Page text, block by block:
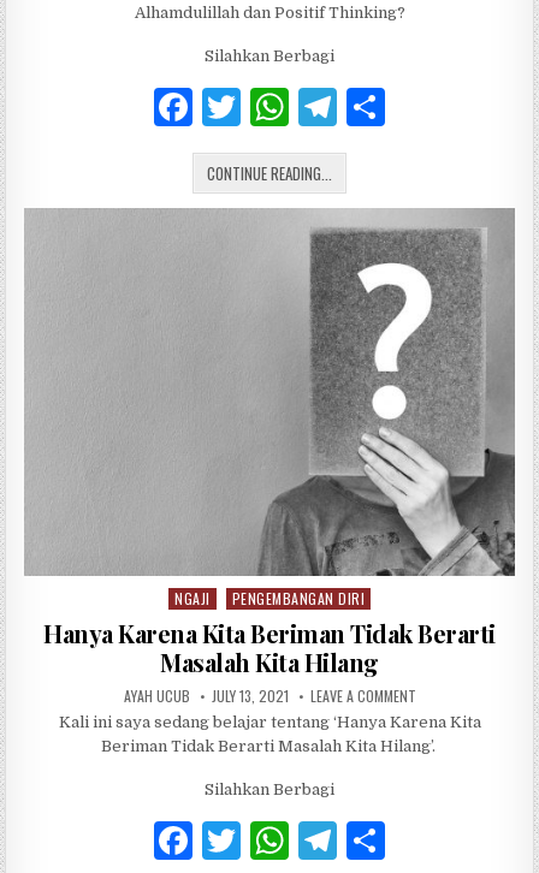
Alhamdulillah dan Positif Thinking?
Silahkan Berbagi
F
a
c
e
T
w
it
te
W
h
at
s
A
p
p
T
el
e
g
ra
m
e
CONTINUE READING... ALHAMDULILLAH DAN POSITIF
Posted in
NGAJI PENGEMBANGAN DIRI
Hanya Karena Kita Beriman Tidak Berarti
Masalah Kita Hilang
AUTHOR:
AYAH UCUB PUBLISHED DATE:
JULY 13, 2021 LEAVE A COMMENTON HANYA KARENA
Kali ini saya sedang belajar tentang ‘Hanya Karena Kita
Beriman Tidak Berarti Masalah Kita Hilang’.
Silahkan Berbagi
F T W T